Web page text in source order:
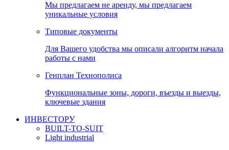
Мы предлагаем не аренду, мы предлагаем
уникальные условия
Типовые документы
Для Вашего удобства мы описали алгоритм начала
работы с нами
Генплан Технополиса
Функциональные зоны, дороги, въезды и выезды,
ключевые здания
ИНВЕСТОРУ
BUILT-TO-SUIT
Light industrial